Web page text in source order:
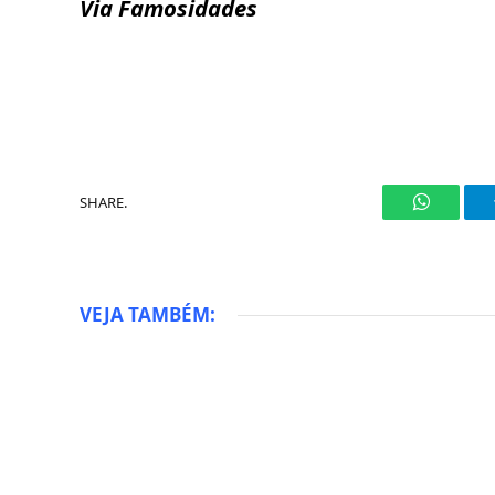
Via Famosidades
SHARE.
VEJA TAMBÉM: